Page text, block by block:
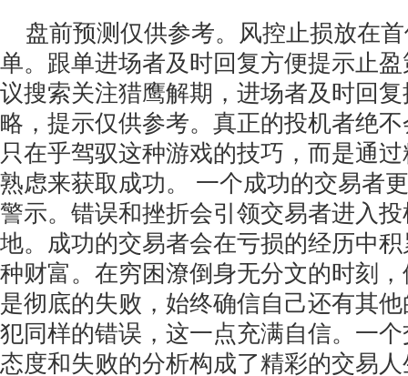
盘前预测仅供参考。风控止损放在
单。跟单进场者及时回复方便提示止
议搜索关注猎鹰解期，进场者及时回
略，提示仅供参考。真正的投机者绝
只在乎驾驭这种游戏的技巧，而是通
熟虑来获取成功。 一个成功的交易者
警示。错误和挫折会引领交易者进入
地。成功的交易者会在亏损的经历中
种财富。在穷困潦倒身无分文的时刻
是彻底的失败，始终确信自己还有其
犯同样的错误，这一点充满自信。一
态度和失败的分析构成了精彩的交易